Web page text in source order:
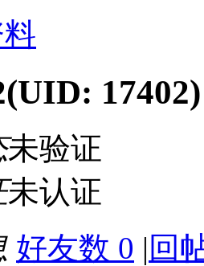
(UID: 17402)
未验证
未认证
好友数 0 | 回